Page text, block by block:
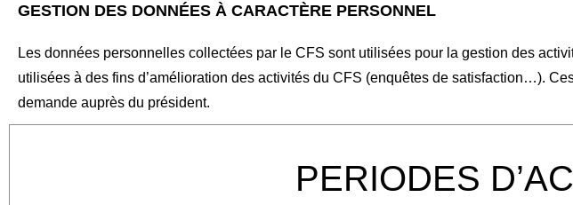
GESTION DES DONNÉES À CARACTÈRE PERSONNEL
Les données personnelles collectées par le CFS sont utilisées pour la gestion des
utilisées à des fins d’amélioration des activités du CFS (enquêtes de satisfaction…).
demande auprès du président.
PERIODES